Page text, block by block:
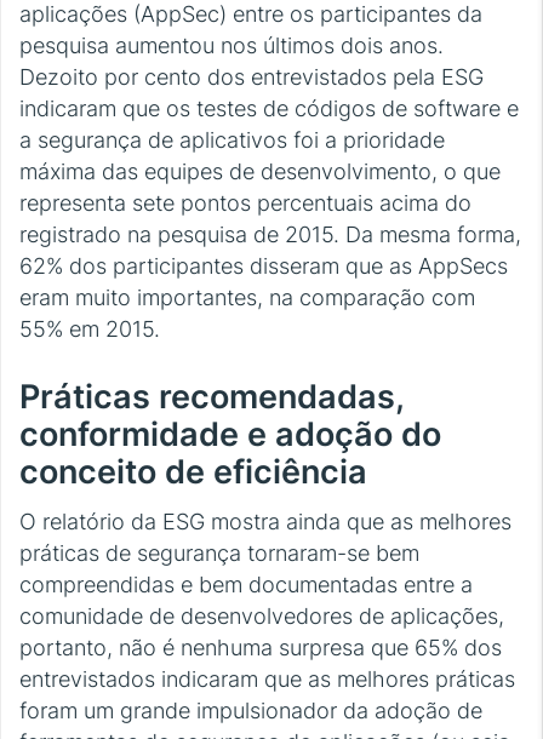
aplicações (AppSec) entre os participantes da
pesquisa aumentou nos últimos dois anos.
Dezoito por cento dos entrevistados pela ESG
indicaram que os testes de códigos de software e
a segurança de aplicativos foi a prioridade
máxima das equipes de desenvolvimento, o que
representa sete pontos percentuais acima do
registrado na pesquisa de 2015. Da mesma forma,
62% dos participantes disseram que as AppSecs
eram muito importantes, na comparação com
55% em 2015.
Práticas recomendadas,
conformidade e adoção do
conceito de eficiência
O relatório da ESG mostra ainda que as melhores
práticas de segurança tornaram-se bem
compreendidas e bem documentadas entre a
comunidade de desenvolvedores de aplicações,
portanto, não é nenhuma surpresa que 65% dos
entrevistados indicaram que as melhores práticas
foram um grande impulsionador da adoção de